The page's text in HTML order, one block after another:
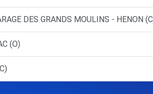
DES GRANDS MOULINS - HENON
(O)